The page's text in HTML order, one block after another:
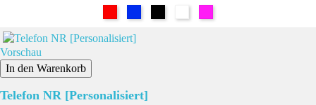
Vorschau
In den Warenkorb
Telefon NR [Personalisiert]